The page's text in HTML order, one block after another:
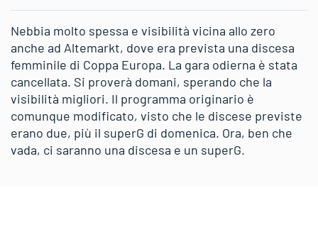
Nebbia molto spessa e visibilità vicina allo zero
anche ad Altemarkt, dove era prevista una discesa
femminile di Coppa Europa. La gara odierna è stata
cancellata. Si proverà domani, sperando che la
visibilità migliori. Il programma originario è
comunque modificato, visto che le discese previste
erano due, più il superG di domenica. Ora, ben che
vada, ci saranno una discesa e un superG.